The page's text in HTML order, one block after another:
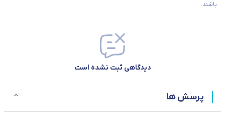
باشند.
دیدگاهی ثبت نشده است
پرسش ها